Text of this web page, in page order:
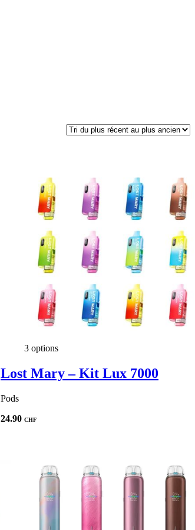
3 options
Lost Mary – Kit Lux 7000
Pods
24.90 CHF